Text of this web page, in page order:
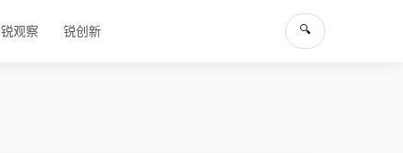
锐观察 锐创新 🔍